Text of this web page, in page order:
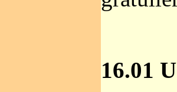
16.01